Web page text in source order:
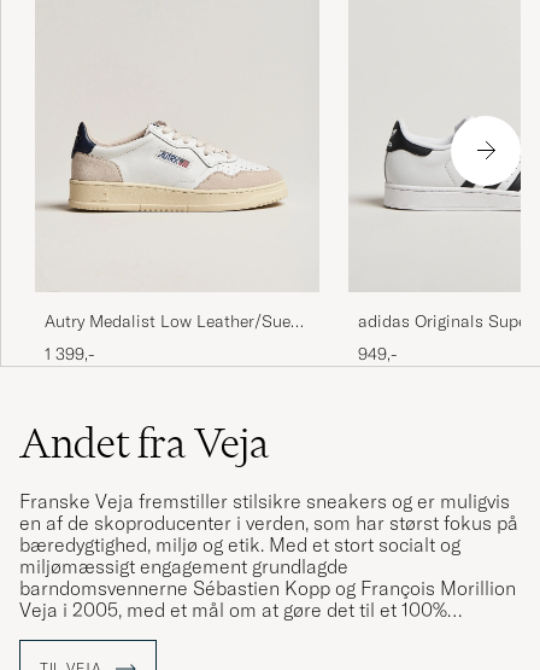
Autry Medalist Low Leather/Suede
Sneaker White/Blue
1 399,-
adidas Originals
Sneaker White/Black
949,-
Andet fra Veja
Franske Veja fremstiller stilsikre sneakers og er muligvis
en af de skoproducenter i verden, som har størst fokus på
bæredygtighed, miljø og etik. Med et stort socialt og
miljømæssigt engagement grundlagde
barndomsvennerne Sébastien Kopp og François Morillion
Veja i 2005, med et mål om at gøre det til et 100%